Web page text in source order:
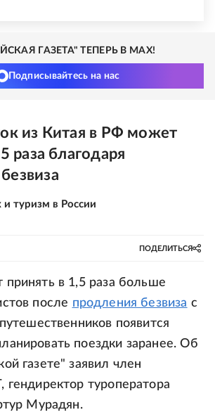
ГАЗЕТА" ТЕПЕРЬ В MAX!
Подписывайтесь на нас
из Китая в РФ может
раза благодаря
туризм в России
ПОДЕЛИТЬСЯ
принять в 1,5 раза больше
после продления безвиза с
появится
поездки заранее. Об
газете" заявил член
гендиректор туроператора
Мурадян.